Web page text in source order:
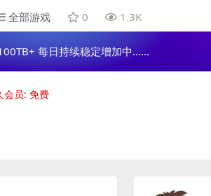
全部游戏 0 1.3K
每日持续稳定增加中......
会员:免费